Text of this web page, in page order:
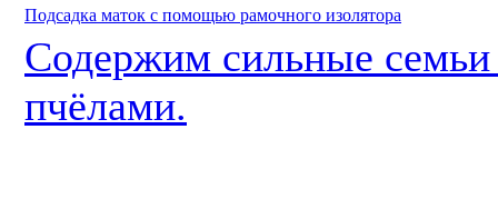
Подсадка маток с помощью рамочного изолятора
Содержим сильные
пчёлами.